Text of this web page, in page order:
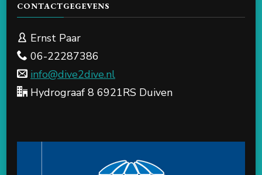
CONTACTGEGEVENS
Ernst Paar
06-22287386
info@dive2dive.nl
Hydrograaf 8 6921RS Duiven